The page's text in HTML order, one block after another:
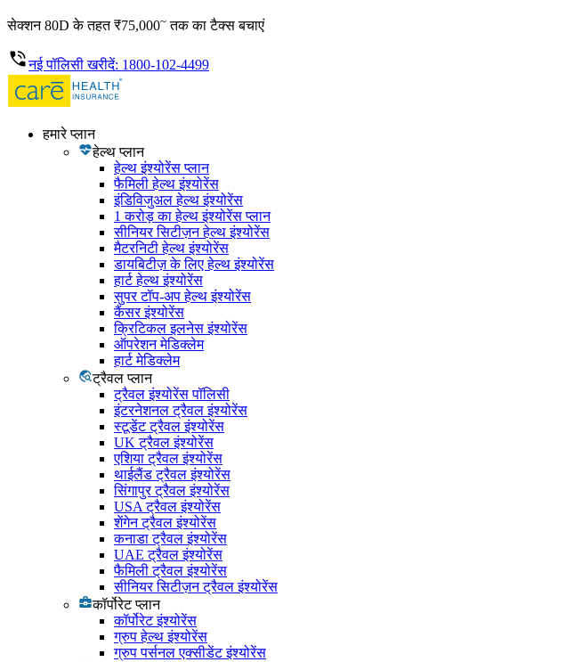
सेक्शन 80D के तहत ₹75,000~ तक का टैक्स बचाएं
नई पॉलिसी खरीदें: 1800-102-4499
हमारे प्लान
हेल्थ प्लान
हेल्थ इंश्योरेंस प्लान
फैमिली हेल्थ इंश्योरेंस
इंडिविजुअल हेल्थ इंश्योरेंस
1 करोड़ का हेल्थ इंश्योरेंस प्लान
सीनियर सिटीज़न हेल्थ इंश्योरेंस
मैटरनिटी हेल्थ इंश्योरेंस
डायबिटीज़ के लिए हेल्थ इंश्योरेंस
हार्ट हेल्थ इंश्योरेंस
सुपर टॉप-अप हेल्थ इंश्योरेंस
कैंसर इंश्योरेंस
क्रिटिकल इलनेस इंश्योरेंस
ऑपरेशन मेडिक्लेम
हार्ट मेडिक्लेम
ट्रैवल प्लान
ट्रैवल इंश्योरेंस पॉलिसी
इंटरनेशनल ट्रैवल इंश्योरेंस
स्टूडेंट ट्रैवल इंश्योरेंस
UK ट्रैवल इंश्योरेंस
एशिया ट्रैवल इंश्योरेंस
थाईलैंड ट्रैवल इंश्योरेंस
सिंगापुर ट्रैवल इंश्योरेंस
USA ट्रैवल इंश्योरेंस
शेंगेन ट्रैवल इंश्योरेंस
कनाडा ट्रैवल इंश्योरेंस
UAE ट्रैवल इंश्योरेंस
फैमिली ट्रैवल इंश्योरेंस
सीनियर सिटीज़न ट्रैवल इंश्योरेंस
कॉर्पोरेट प्लान
कॉर्पोरेट इंश्योरेंस
ग्रुप हेल्थ इंश्योरेंस
ग्रुप पर्सनल एक्सीडेंट इंश्योरेंस